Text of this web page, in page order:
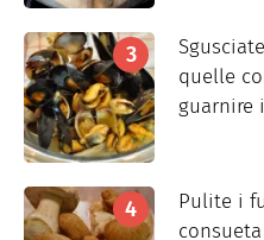
quelle
guarnire
Pulite i